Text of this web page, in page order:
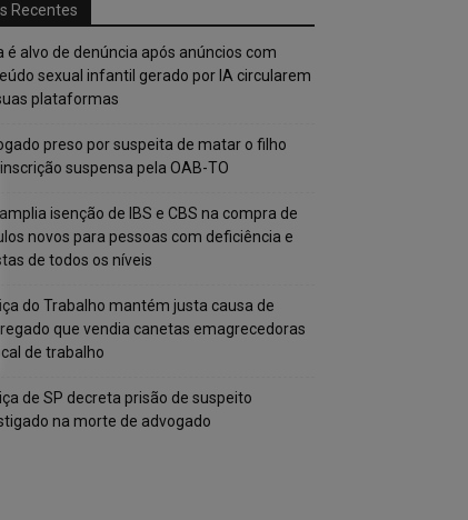
Recentes
é alvo de denúncia após anúncios com
sexual infantil gerado por IA circularem
plataformas
preso por suspeita de matar o filho
suspensa pela OAB-TO
amplia isenção de IBS e CBS na compra de
novos para pessoas com deficiência e
de todos os níveis
do Trabalho mantém justa causa de
que vendia canetas emagrecedoras
de trabalho
de SP decreta prisão de suspeito
na morte de advogado